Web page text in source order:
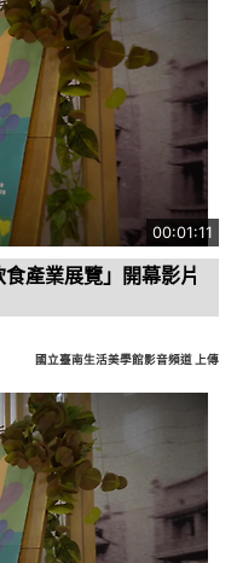
00:01:11
產業展覽」開幕影片
國立臺南生活美學館影音頻道 上傳